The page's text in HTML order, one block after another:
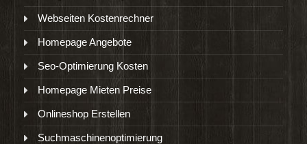
Webseiten Kostenrechner
Homepage Angebote
Seo-Optimierung Kosten
Homepage Mieten Preise
Onlineshop Erstellen
Suchmaschinenoptimierung